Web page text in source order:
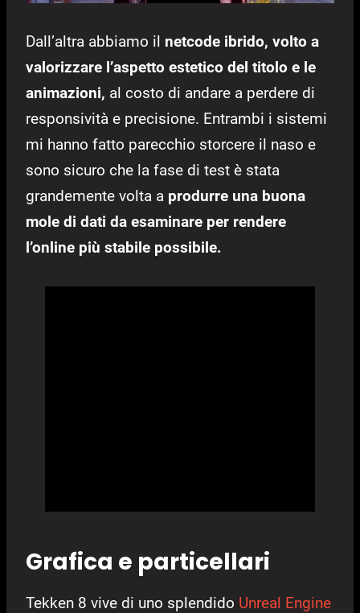
Dall’altra abbiamo il netcode ibrido, volto a
valorizzare l’aspetto estetico del titolo e le
animazioni, al costo di andare a perdere di
responsività e precisione. Entrambi i sistemi
mi hanno fatto parecchio storcere il naso e
sono sicuro che la fase di test è stata
grandemente volta a produrre una buona
mole di dati da esaminare per rendere
l’online più stabile possibile.
Grafica e particellari
Tekken 8 vive di uno splendido Unreal Engine